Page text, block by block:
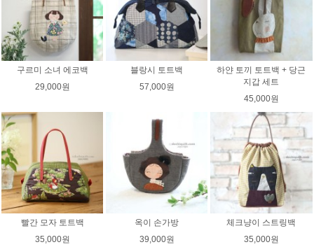
구르미 소녀 에코백
29,000원
블랑시 토트백
57,000원
하얀 토끼 토트백 + 당근
지갑 세트
45,000원
빨간 모자 토트백
35,000원
옥이 손가방
39,000원
체크냥이 스트링백
35,000원